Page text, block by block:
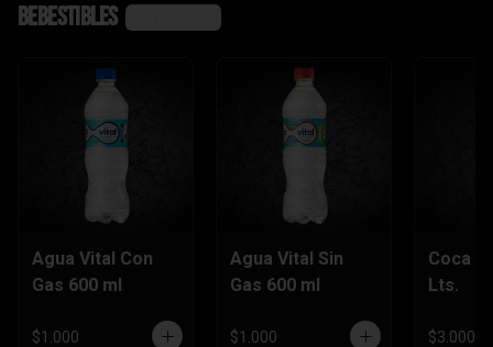
Bebestibles
Agua Vital Con
Gas 600 ml
$1.000
Agua Vital Sin
Gas 600 ml
$1.000
Coca
Lts.
$3.000